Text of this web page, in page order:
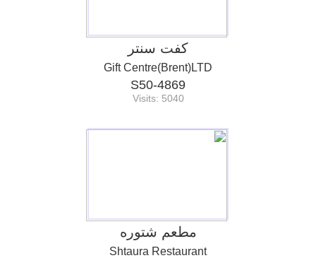
كفت سنتر
Gift Centre(Brent)LTD
S50-4869
Visits: 5040
مطعم شتوره
Shtaura Restaurant